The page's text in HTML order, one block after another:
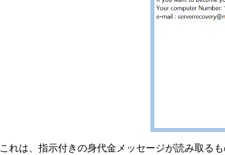
これは、指示付きの身代金メッセージが読み取る